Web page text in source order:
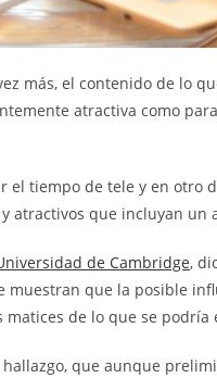
más, el contenido de lo
atractiva como
el tiempo de tele y en otro
atractivos que incluyan un
de Cambridge,
muestran que la posible
de lo que se podría
que aunque